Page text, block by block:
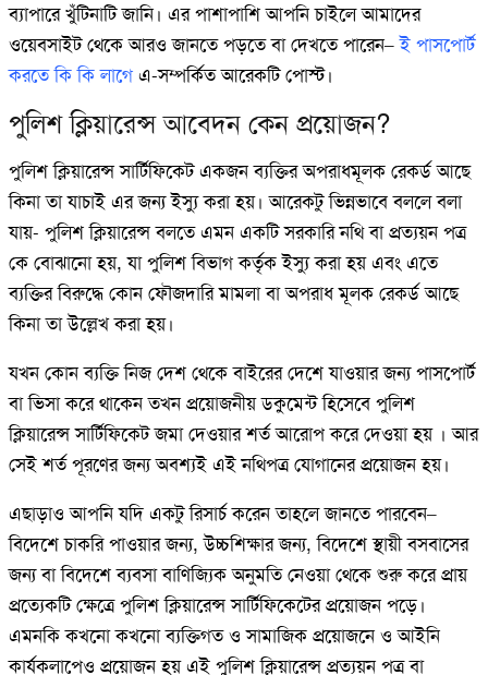
ব্যাপারে খুঁটিনাটি জানি। এর পাশাপাশি আপনি চাইলে আমাদের
ওয়েবসাইট থেকে আরও জানতে পড়তে বা দেখতে পারেন–ই পাসপোর্ট
করতে কি কি লাগেএ-সম্পর্কিত আরেকটি পোস্ট।
পুলিশ ক্লিয়ারেন্স আবেদন কেন প্রয়োজন?
পুলিশ ক্লিয়ারেন্স সার্টিফিকেট একজন ব্যক্তির অপরাধমূলক রেকর্ড আছে
কিনা তা যাচাই এর জন্য ইস্যু করা হয়। আরেকটু ভিন্নভাবে বললে বলা
যায়- পুলিশ ক্লিয়ারেন্স বলতে এমন একটি সরকারি নথি বা প্রত্যয়ন পত্র
কে বোঝানো হয়, যা পুলিশ বিভাগ কর্তৃক ইস্যু করা হয় এবং এতে
ব্যক্তির বিরুদ্ধে কোন ফৌজদারি মামলা বা অপরাধ মূলক রেকর্ড আছে
কিনা তা উল্লেখ করা হয়।
যখন কোন ব্যক্তি নিজ দেশ থেকে বাইরের দেশে যাওয়ার জন্য পাসপোর্ট
বা ভিসা করে থাকেন তখন প্রয়োজনীয় ডকুমেন্ট হিসেবে পুলিশ
ক্লিয়ারেন্স সার্টিফিকেট জমা দেওয়ার শর্ত আরোপ করে দেওয়া হয় । আর
সেই শর্ত পূরণের জন্য অবশ্যই এই নথিপত্র যোগানের প্রয়োজন হয়।
এছাড়াও আপনি যদি একটু রিসার্চ করেন তাহলে জানতে পারবেন–
বিদেশে চাকরি পাওয়ার জন্য, উচ্চশিক্ষার জন্য, বিদেশে স্থায়ী বসবাসের
জন্য বা বিদেশে ব্যবসা বাণিজ্যিক অনুমতি নেওয়া থেকে শুরু করে প্রায়
প্রত্যেকটি ক্ষেত্রে পুলিশ ক্লিয়ারেন্স সার্টিফিকেটের প্রয়োজন পড়ে।
এমনকি কখনো কখনো ব্যক্তিগত ও সামাজিক প্রয়োজনে ও আইনি
কার্যকলাপেও প্রয়োজন হয় এই পুলিশ ক্লিয়ারেন্স প্রত্যয়ন পত্র বা